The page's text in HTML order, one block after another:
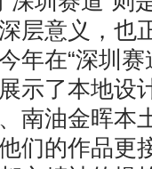
层意义，也
年在“深圳
示了本地设
南油金晖本
们的作品更